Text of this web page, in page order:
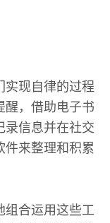
实现自律的过程
醒，借助电子书
录信息并在社交
件来整理和积累
组合运用这些工